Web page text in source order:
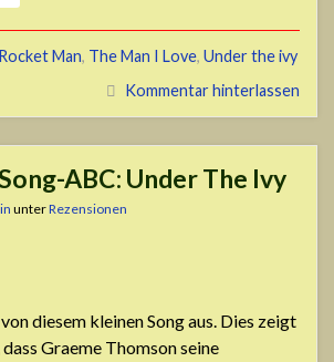
Rocket Man, The Man I Love, Under the ivy
Kommentar hinterlassen
ABC: Under The Ivy
unterRezensionen
diesem kleinen Song aus. Dies zeigt
Graeme Thomson seine